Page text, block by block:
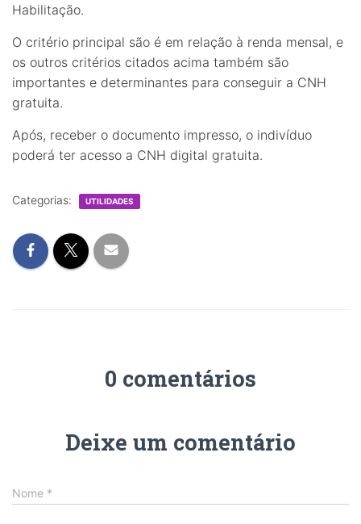
Habilitação.
O critério principal são é em relação à renda mensal, e
os outros critérios citados acima também são
importantes e determinantes para conseguir a CNH
gratuita.
Após, receber o documento impresso, o indivíduo
poderá ter acesso a CNH digital gratuita.
Categorias: UTILIDADES
0 comentários
Deixe um comentário
Nome *